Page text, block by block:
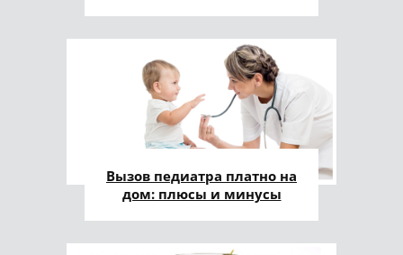
Вызов педиатра платно на
дом: плюсы и минусы